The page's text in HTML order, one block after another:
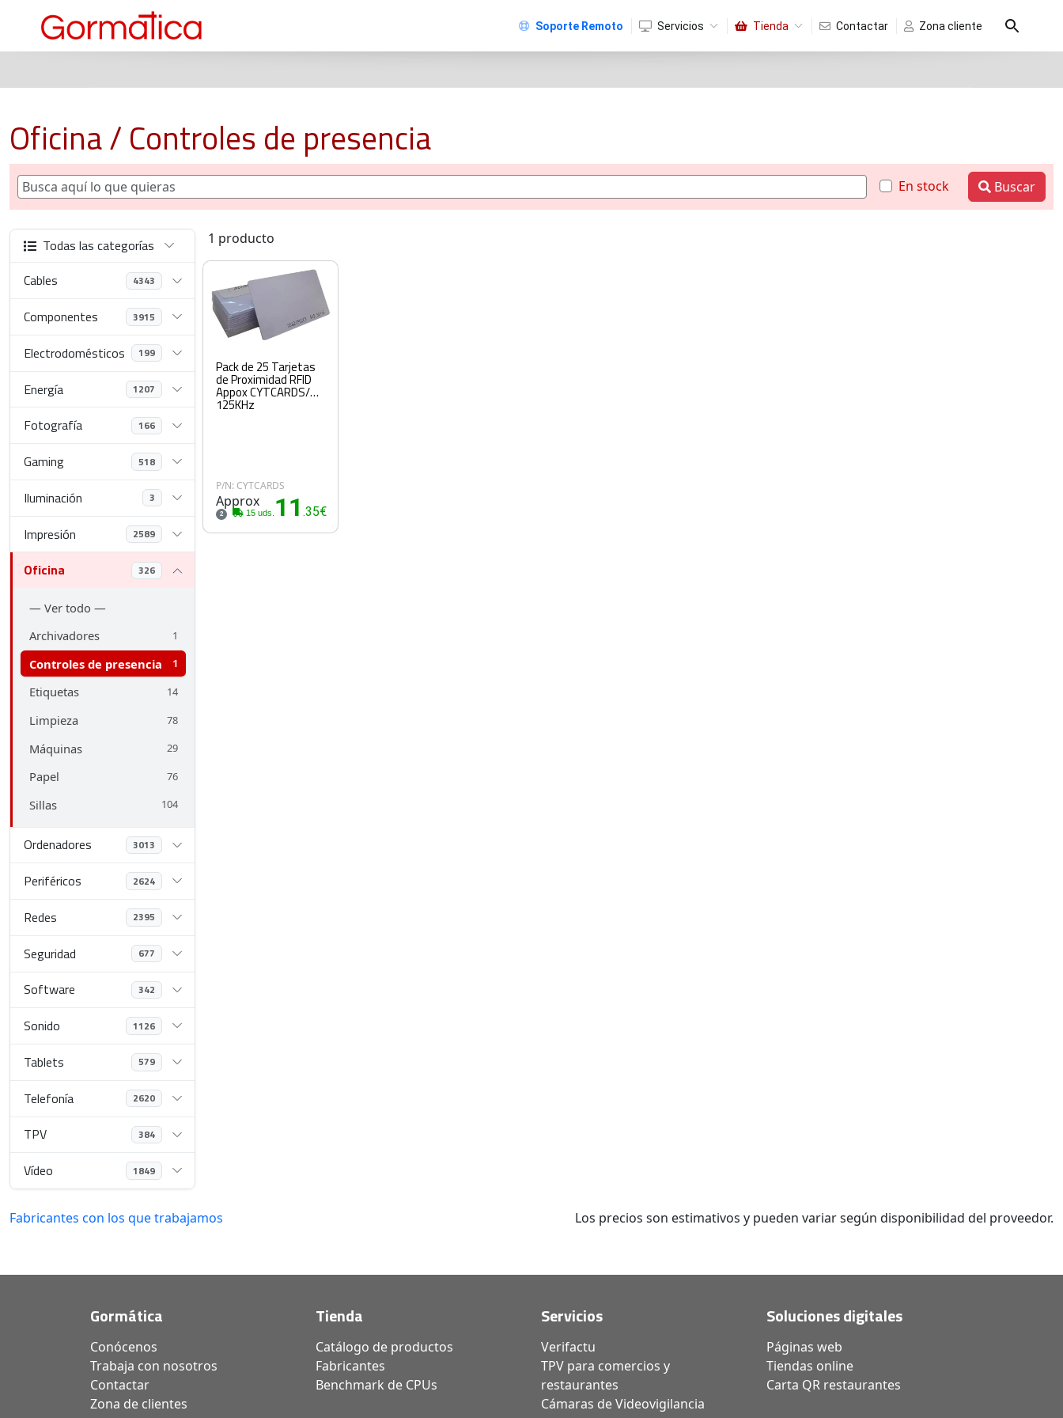
Soporte Remoto Servicios Tienda Contactar Zona cliente
Oficina / Controles de presencia
En stock Buscar
Todas las categorías
Cables
4343
Componentes 3915
Electrodomésticos 199
Energía 1207
Fotografía 166
Gaming 518
Iluminación 3
Impresión 2589
Oficina 326
— Ver todo —
Archivadores
1
Controles de presencia 1
Etiquetas 14
Limpieza 78
Máquinas 29
Papel 76
Sillas 104
Ordenadores 3013
Periféricos 2624
Redes 2395
Seguridad 677
Software 342
Sonido 1126
Tablets 579
Telefonía 2620
TPV 384
Vídeo 1849
1 producto
Pack de 25 Tarjetas
de Proximidad RFID
Appox CYTCARDS/
125KHz
P/N: CYTCARDS
Approx
2 15 uds. 11.35€
Fabricantes con los que trabajamos Los precios son estimativos y pueden variar según disponibilidad del proveedor.
Gormática
Conócenos
Trabaja con nosotros
Contactar
Zona de clientes
Tienda
Catálogo de productos
Fabricantes
Benchmark de CPUs
Servicios
Verifactu
TPV para comercios y
restaurantes
Cámaras de Videovigilancia
Soluciones digitales
Páginas web
Tiendas online
Carta QR restaurantes